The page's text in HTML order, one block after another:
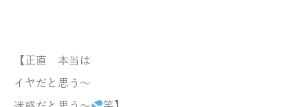
【正直 本当は
イヤだと思う～